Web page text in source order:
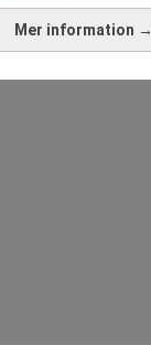
Mer information →